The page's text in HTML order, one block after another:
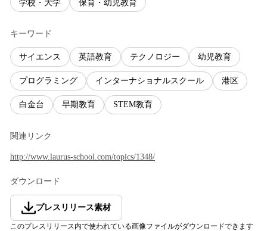
学校・大学 保育・幼児教育
キーワード
サイエンス 英語教育 テクノロジー 幼児教育
プログラミング インターナショナルスクール 港区
白金台 早期教育 STEM教育
関連リンク
http://www.laurus-school.com/topics/1348/
ダウンロード
プレスリリース素材
このプレスリリース内で使われている画像ファイルがダウンロードできます